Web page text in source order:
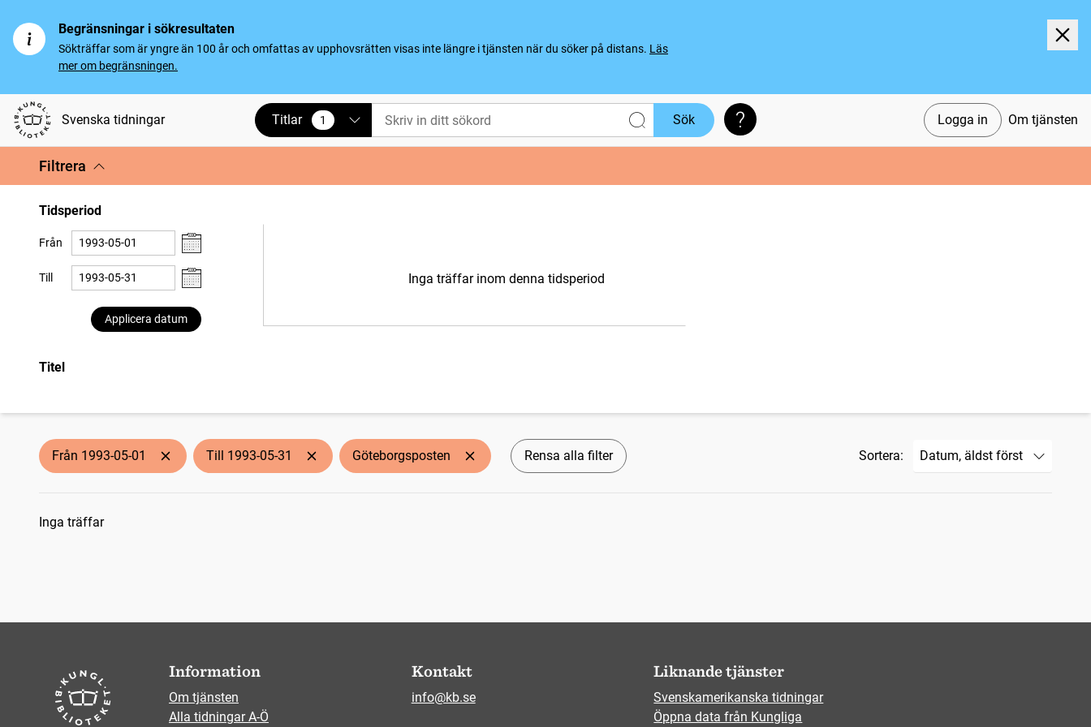
Begränsningar i sökresultaten
Sökträffar som är yngre än 100 år och omfattas av upphovsrätten visas inte längre i tjänsten när du söker på distans. Läs
mer om begränsningen.
Svenska tidningar Logga in Om tjänsten
Titlar 1
vald Sök Söktips
Filtrera
Tidsperiod
Från
Till
Applicera datum
Inga träffar inom denna tidsperiod
Titel
Från 1993-05-01 Till 1993-05-31 Göteborgsposten Rensa alla filter Sortera:
Sökresultat
Inga träffar
Information
Om tjänsten
Alla tidningar A-Ö
Kontakt
info@kb.se
Liknande tjänster
Svenskamerikanska tidningar
Öppna data från Kungliga